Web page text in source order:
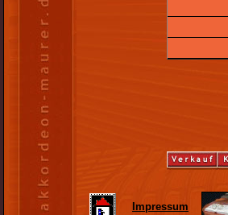
Impressum